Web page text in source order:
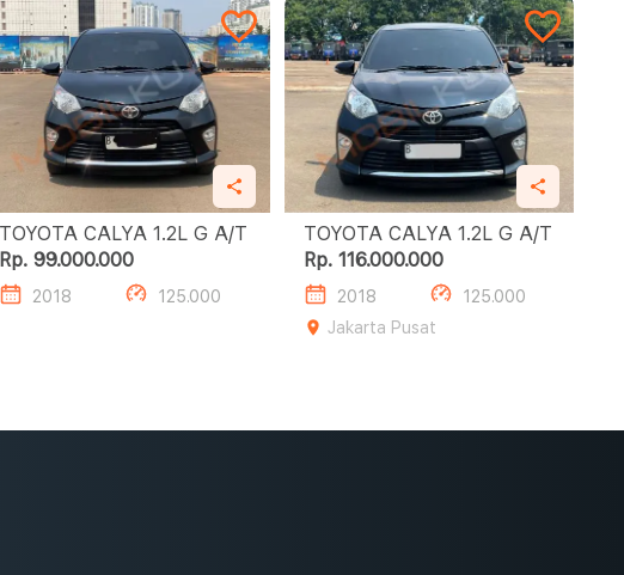
TOYOTA CALYA 1.2L G A/T
Rp. 99.000.000
2018 125.000
TOYOTA CALYA 1.2L G A/T
Rp. 116.000.000
2018
125.000
Jakarta Pusat